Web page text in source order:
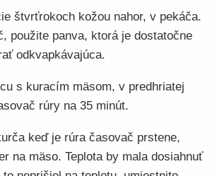
štvrťrokoch kožou nahor, v pekáča.
použite panva, ktorá je dostatočne
odkvapkávajúca.
s kuracím mäsom, v predhriatej
rúry na 35 minút.
keď je rúra časovač prstene,
na mäso. Teplota by mala dosiahnuť